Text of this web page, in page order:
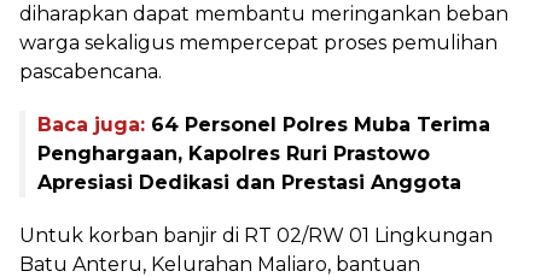
diharapkan dapat membantu meringankan beban
warga sekaligus mempercepat proses pemulihan
pascabencana.
Baca juga: 64 Personel Polres Muba Terima
Penghargaan, Kapolres Ruri Prastowo
Apresiasi Dedikasi dan Prestasi Anggota
Untuk korban banjir di RT 02/RW 01 Lingkungan
Batu Anteru, Kelurahan Maliaro, bantuan